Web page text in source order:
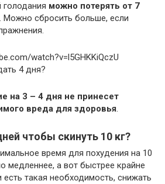
можно потерять от 7
. Можно сбросить больше, если
watch?v=l5GHKKiQczU
4 дня?
на 3 – 4 дня не принесет
вреда для здоровья.
чтобы скинуть 10 кг?
время для похудения на 10
медленнее, а вот быстрее крайне
есть такая необходимость, снижать